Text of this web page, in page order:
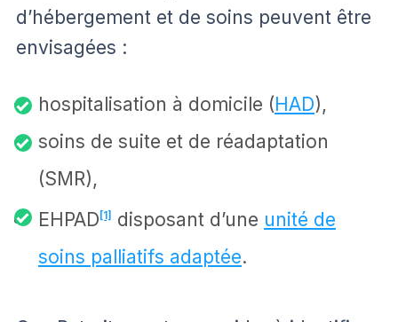
d’hébergement et de soins peuvent être
envisagées :
hospitalisation à domicile (HAD),
soins de suite et de réadaptation
(SMR),
EHPAD [1] disposant d’une unité de
soins palliatifs adaptée.